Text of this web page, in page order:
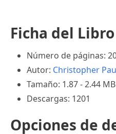
Ficha del Libro
Número de páginas:
Autor: Christopher
Tamaño: 1.87 - 2.44 MB
Descargas: 1201
Opciones de